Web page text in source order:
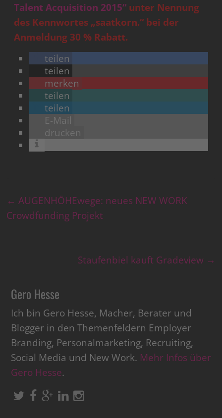
Talent Acquisition 2015“ unter Nennung
des Kennwortes „saatkorn.“ bei der
Anmeldung 30 % Rabatt.
teilen
teilen
merken
teilen
teilen
E-Mail
drucken
← AUGENHÖHEwege: neues NEW WORK
Crowdfunding Projekt
Staufenbiel kauft Gradeview →
Gero Hesse
Ich bin Gero Hesse, Macher, Berater und
Blogger in den Themenfeldern Employer
Branding, Personalmarketing, Recruiting,
Social Media und New Work. Mehr Infos über
Gero Hesse.